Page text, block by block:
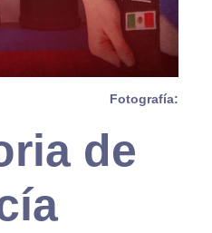
Fotografía:
de